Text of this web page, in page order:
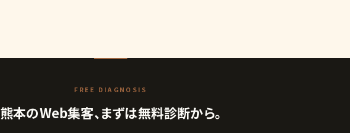
FREE DIAGNOSIS
熊本のWeb集客、まずは無料診断から。